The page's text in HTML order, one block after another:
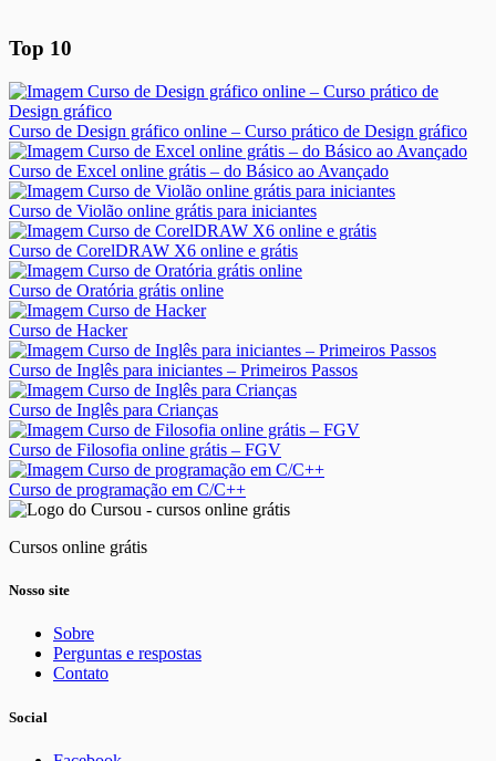
Top 10
Curso de Design gráfico online – Curso prático de Design gráfico
Curso de Excel online grátis – do Básico ao Avançado
Curso de Violão online grátis para iniciantes
Curso de CorelDRAW X6 online e grátis
Curso de Oratória grátis online
Curso de Hacker
Curso de Inglês para iniciantes – Primeiros Passos
Curso de Inglês para Crianças
Curso de Filosofia online grátis – FGV
Curso de programação em C/C++
Cursos online grátis
Nosso site
Sobre
Perguntas e respostas
Contato
Social